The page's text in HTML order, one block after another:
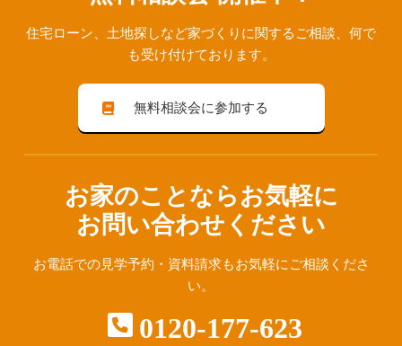
住宅ローン、⼟地探しなど家づくりに関するご相談、 何で
も受け付けております。
無料相談会に参加する
お家のことならお気軽に
お問い合わせください
お電話での見学予約・資料請求もお気軽にご相談くださ
い。
0120-177-623